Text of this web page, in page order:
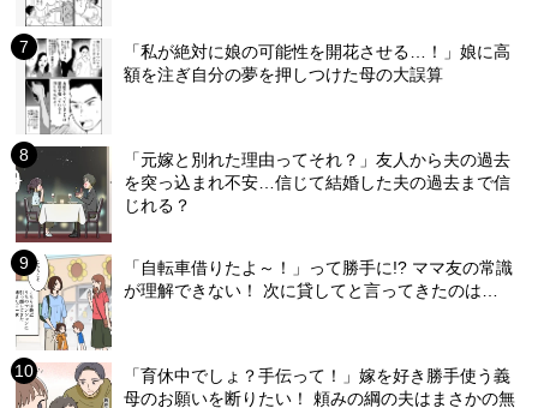
「私が絶対に娘の可能性を開花させる…！」娘に高
額を注ぎ自分の夢を押しつけた母の大誤算
「元嫁と別れた理由ってそれ？」友人から夫の過去
を突っ込まれ不安…信じて結婚した夫の過去まで信
じれる？
「自転車借りたよ～！」って勝手に!? ママ友の常識
が理解できない！ 次に貸してと言ってきたのは…
「育休中でしょ？手伝って！」嫁を好き勝手使う義
母のお願いを断りたい！ 頼みの綱の夫はまさかの無